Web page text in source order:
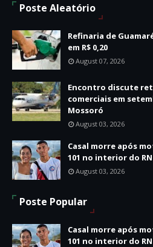
Poste Aleatório
Refinaria de
em R$ 0,20
August 07, 2026
Encontro discute
comerciais em
Mossoró
August 03, 2026
Casal morre após
101 no interior do RN
August 03, 2026
Poste Popular
Casal morre após
101 no interior do RN